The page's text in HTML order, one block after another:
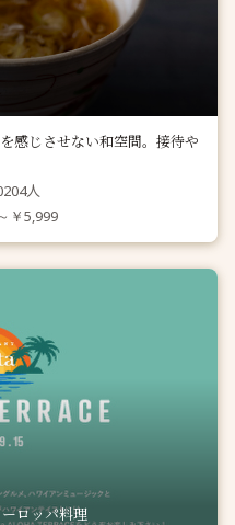
感じさせない和空間。接待や
人
￥5,999
ロッパ料理